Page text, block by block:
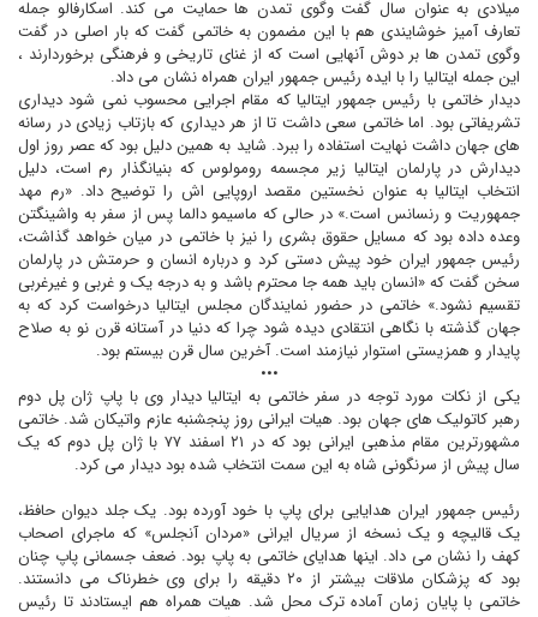
ميلادى به عنوان سال گفت وگوى تمدن ها حمايت مى کند. اسکارفالو جمله
تعارف آميز خوشايندى هم با اين مضمون به خاتمى گفت که بار اصلى در گفت
وگوى تمدن ها بر دوش آنهايى است که از غناى تاريخى و فرهنگى برخوردارند ،
اين جمله ايتاليا را با ايده رئيس جمهور ايران همراه نشان مى داد.
ديدار خاتمى با رئيس جمهور ايتاليا که مقام اجرايى محسوب نمى شود ديدارى
تشريفاتى بود. اما خاتمى سعى داشت تا از هر ديدارى که بازتاب زيادى در رسانه
هاى جهان داشت نهايت استفاده را ببرد. شايد به همين دليل بود که عصر روز اول
ديدارش در پارلمان ايتاليا زير مجسمه رومولوس که بنيانگذار رم است، دليل
انتخاب ايتاليا به عنوان نخستين مقصد اروپايى اش را توضيح داد. «رم مهد
جمهوريت و رنسانس است.» در حالى که ماسيمو دالما پس از سفر به واشينگتن
وعده داده بود که مسايل حقوق بشرى را نيز با خاتمى در ميان خواهد گذاشت،
رئيس جمهور ايران خود پيش دستى کرد و درباره انسان و حرمتش در پارلمان
سخن گفت که «انسان بايد همه جا محترم باشد و به درجه يک و غربى و غيرغربى
تقسيم نشود.» خاتمى در حضور نمايندگان مجلس ايتاليا درخواست کرد که به
جهان گذشته با نگاهى انتقادى ديده شود چرا که دنيا در آستانه قرن نو به صلاح
پايدار و همزيستى استوار نيازمند است. آخرين سال قرن بيستم بود.
•••
يکى از نکات مورد توجه در سفر خاتمى به ايتاليا ديدار وى با پاپ ژان پل دوم
رهبر کاتوليک هاى جهان بود. هيات ايرانى روز پنجشنبه عازم واتيکان شد. خاتمى
مشهورترين مقام مذهبى ايرانى بود که در ۲۱ اسفند ۷۷ با ژان پل دوم که يک
سال پيش از سرنگونى شاه به اين سمت انتخاب شده بود ديدار مى کرد.
رئيس جمهور ايران هدايايى براى پاپ با خود آورده بود. يک جلد ديوان حافظ،
يک قاليچه و يک نسخه از سريال ايرانى «مردان آنجلس» که ماجراى اصحاب
کهف را نشان مى داد. اينها هداياى خاتمى به پاپ بود. ضعف جسمانى پاپ چنان
بود که پزشکان ملاقات بيشتر از ۲۰ دقيقه را براى وى خطرناک مى دانستند.
خاتمى با پايان زمان آماده ترک محل شد. هيات همراه هم ايستادند تا رئيس